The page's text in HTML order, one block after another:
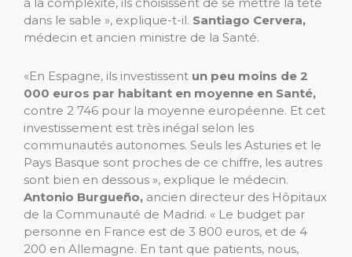
dans le sable », explique-t-il. Santiago Cervera,
médecin et ancien ministre de la Santé.
«En Espagne, ils investissent un peu moins de 2
000 euros par habitant en moyenne en Santé,
contre 2 746 pour la moyenne européenne. Et cet
investissement est très inégal selon les
communautés autonomes. Seuls les Asturies et le
Pays Basque sont proches de ce chiffre, les autres
sont bien en dessous », explique le médecin.
Antonio Burgueño, ancien directeur des Hôpitaux
de la Communauté de Madrid. « Le budget par
personne en France est de 3 800 euros, et de 4
200 en Allemagne. En tant que patients, nous,